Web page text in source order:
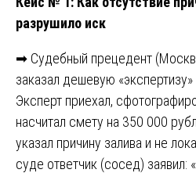
разрушило иск
➡ Судебный прецедент
заказал дешевую
Эксперт приехал,
насчитал смету на 350 000
указал причину залива и не
суде ответчик (сосед) заявил: